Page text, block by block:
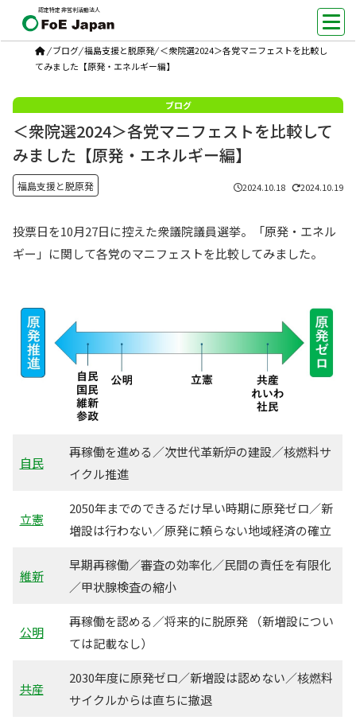
認定特定非営利活動法人
/ ブログ/福島支援と脱原発/ ＜衆院選2024＞各党マニフェストを比較し
てみました【原発・エネルギー編】
＜衆院選2024＞各党マニフェストを比較して
みました【原発・エネルギー編】
福島支援と脱原発 2024.10.18 2024.10.19
投票日を10月27日に控えた衆議院議員選挙。「原発・エネル
ギー」に関して各党のマニフェストを比較してみました。
自民
再稼働を進める／次世代革新炉の建設／核燃料サ
イクル推進
立憲
2050年までのできるだけ早い時期に原発ゼロ／新
増設は行わない／原発に頼らない地域経済の確立
維新
早期再稼働／審査の効率化／民間の責任を有限化
／甲状腺検査の縮小
公明
再稼働を認める／将来的に脱原発 （新増設につい
ては記載なし）
共産
2030年度に原発ゼロ／新増設は認めない／核燃料
サイクルからは直ちに撤退